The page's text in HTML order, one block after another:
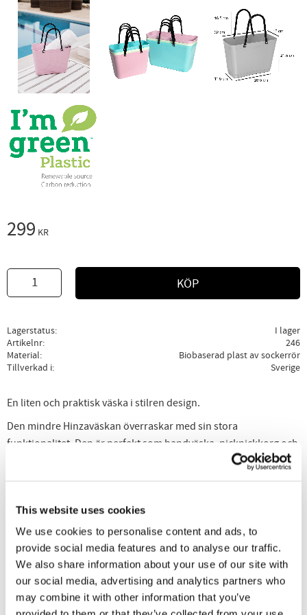
This website uses cookies
We use cookies to personalise content and ads, to
provide social media features and to analyse our traffic.
We also share information about your use of our site with
our social media, advertising and analytics partners who
may combine it with other information that you’ve
299 KR
KÖP
Lagerstatus
I lager
Artikelnr
246
Material
Biobaserad plast av sockerrör
Tillverkad i
Sverige
En liten och praktisk väska i stilren design.
Den mindre Hinzaväskan överraskar med sin stora
funktionalitet. Den är perfekt som handväska, picknickkorg och
till smart förvaring i hemmet och på arbetsplatsen. Väskan är
som tillbehör blir väskan ännu mer användbar.
BIOBASED PLASTIC - Plasten i väskan är biobaserad. Mer än 60
% av plasten i väskan är framställd från sockerrör som är en
förnyelsebar råvara.
Små gammelrosa väskor som är producerade från och med juni